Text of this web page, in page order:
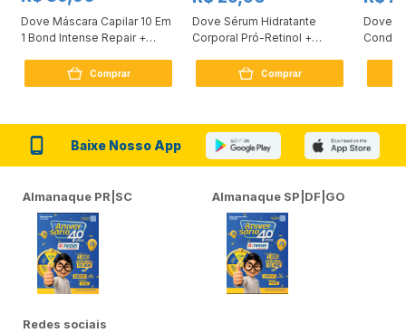
Dove Máscara Capilar 10 Em
1 Bond Intense Repair +
Comprar
Dove Sérum Hidratante
Corporal Pró-Retinol +
Comprar
Dove
Baixe Nosso App
Almanaque PR|SC Almanaque SP|DF|GO
Redes sociais